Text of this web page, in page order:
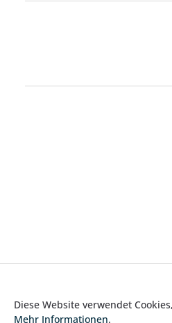
Diese Website verwendet
Mehr Informationen.